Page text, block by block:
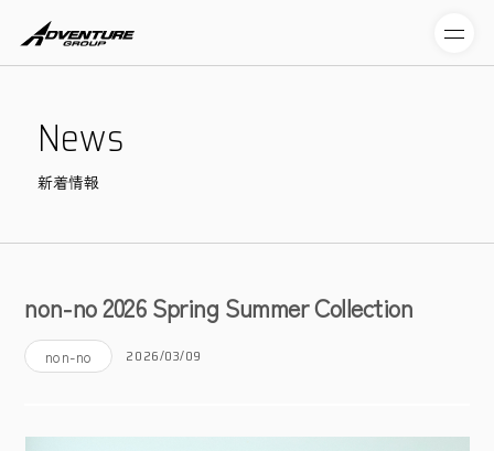
News
新着情報
non-no 2026 Spring Summer Collection
non-no 2026/03/09